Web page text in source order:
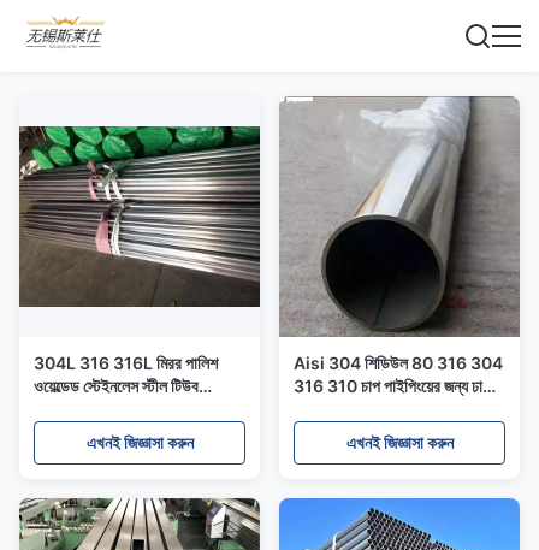
304L 316 316L মিরর পালিশ
ওয়েল্ডেড স্টেইনলেস স্টীল টিউব
এখনই জিজ্ঞাসা করুন
Aisi 304 শিডিউল 80 316 304
316 310 চাপ পাইপিংয়ের জন্য ঢালাই
এখনই জিজ্ঞাসা করুন